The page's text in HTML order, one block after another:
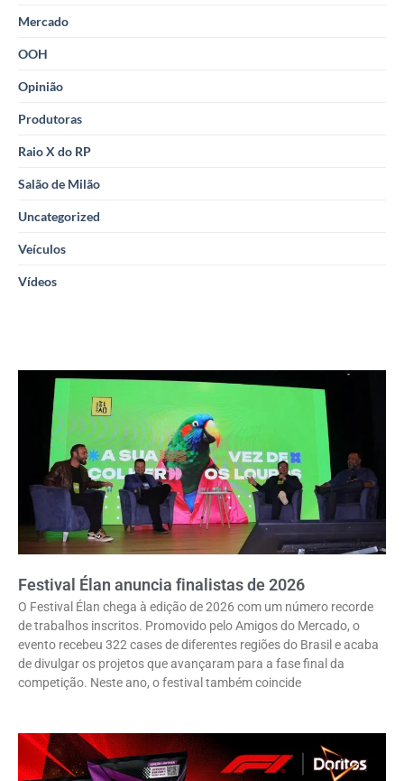
Mercado
OOH
Opinião
Produtoras
Raio X do RP
Salão de Milão
Uncategorized
Veículos
Vídeos
Festival Élan anuncia finalistas de 2026
O Festival Élan chega à edição de 2026 com um número recorde
de trabalhos inscritos. Promovido pelo Amigos do Mercado, o
evento recebeu 322 cases de diferentes regiões do Brasil e acaba
de divulgar os projetos que avançaram para a fase final da
competição. Neste ano, o festival também coincide